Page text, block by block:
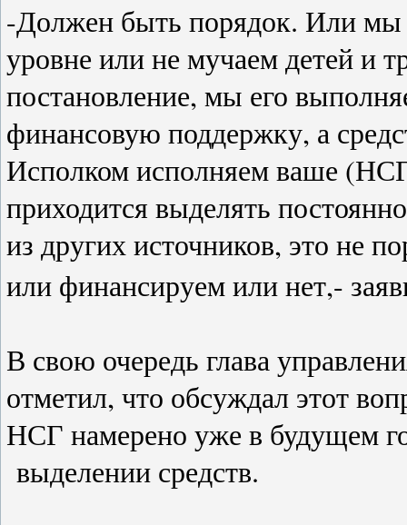
-Должен быть порядок. Или
уровне или не мучаем детей и
постановление, мы его
финансовую поддержку, а
Исполком исполняем ваше
приходится выделять
из других источников, это не
или финансируем или нет,-
В свою очередь глава
отметил, что обсуждал этот
НСГ намерено уже в будущем
выделении средств.